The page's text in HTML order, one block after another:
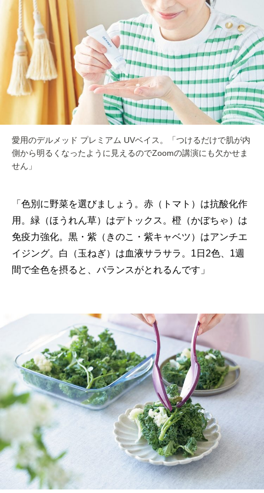
愛用のデルメッド プレミアム UVベイス。「つけるだけで肌が内
側から明るくなったように見えるのでZoomの講演にも欠かせま
せん」
「色別に野菜を選びましょう。赤（トマト）は抗酸化作
用。緑（ほうれん草）はデトックス。橙（かぼちゃ）は
免疫力強化。黒・紫（きのこ・紫キャベツ）はアンチエ
イジング。白（玉ねぎ）は血液サラサラ。1日2色、1週
間で全色を摂ると、バランスがとれるんです」